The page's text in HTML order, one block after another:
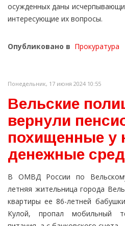
осужденных даны
интересующие их вопросы.
Опубликовано в Прокуратура
Понедельник, 17 июня 2024 10:55
Вельские
вернули
похищенные у
денежные
В ОМВД России по
летняя жительница города
квартиры ее 86-летней
Кулой, пропал мобильный